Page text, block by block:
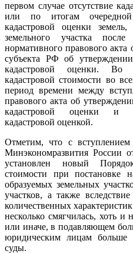
первом случае отсутствие
или по итогам очередной
кадастровой оценки
земельного участка
нормативного правового акта
субъекта РФ об утверждении
кадастровой оценки. Во
кадастровой стоимости во
период времени между
правового акта об
кадастровой оценки и
кадастровой оценкой.
Отметим, что с
Минэкономразвития России
установлен новый
стоимости при постановке
образуемых земельных
участков, а также
количественных
несколько смягчилась, хоть и
или иначе, в подавляющем
юридическим лицам больше
суды.